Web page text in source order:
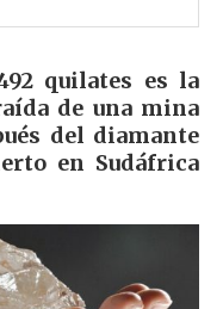
quilates es la
de una mina
del diamante
en Sudáfrica